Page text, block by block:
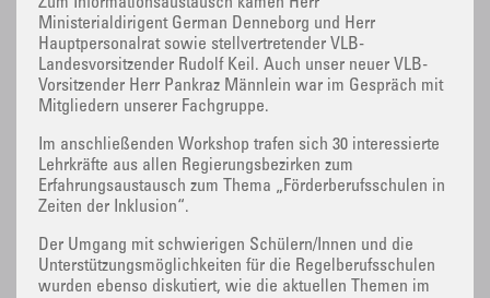
Zum Informationsaustausch kamen Herr
Ministerialdirigent German Denneborg und Herr
Hauptpersonalrat sowie stellvertretender VLB-
Landesvorsitzender Rudolf Keil. Auch unser neuer VLB-
Vorsitzender Herr Pankraz Männlein war im Gespräch mit
Mitgliedern unserer Fachgruppe.
Im anschließenden Workshop trafen sich 30 interessierte
Lehrkräfte aus allen Regierungsbezirken zum
Erfahrungsaustausch zum Thema „Förderberufsschulen in
Zeiten der Inklusion“.
Der Umgang mit schwierigen Schülern/Innen und die
Unterstützungsmöglichkeiten für die Regelberufsschulen
wurden ebenso diskutiert, wie die aktuellen Themen im